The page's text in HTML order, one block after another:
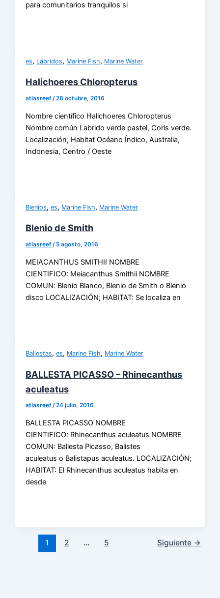
para comunitarios tranquilos si
es, Lábridos, Marine Fish, Marine Water
Halichoeres Chloropterus
atlasreef/28 octubre, 2016
Nombre científico Halichoeres Chloropterus
Nombre común Labrido verde pastel, Coris verde.
Localización; Habitat Océano Índico, Australia,
Indonesia, Centro / Oeste
Blenios,es, Marine Fish, Marine Water
Blenio de Smith
atlasreef/ 5 agosto, 2016
MEIACANTHUS SMITHII NOMBRE
CIENTIFICO: Meiacanthus Smithii NOMBRE
COMUN: Blenio Blanco, Blenio de Smith o Blenio
disco LOCALIZACIÓN; HABITAT: Se localiza en
Ballestas,es, Marine Fish, Marine Water
BALLESTA PICASSO – Rhinecanthus
aculeatus
atlasreef/24 julio, 2016
BALLESTA PICASSO NOMBRE
CIENTIFICO: Rhinecanthus aculeatus NOMBRE
COMUN: Ballesta Picasso, Balistes
aculeatus o Balistapus aculeatus. LOCALIZACIÓN;
HABITAT: El Rhinecanthus aculeatus habita en
desde
1 2 … 5 Siguiente →